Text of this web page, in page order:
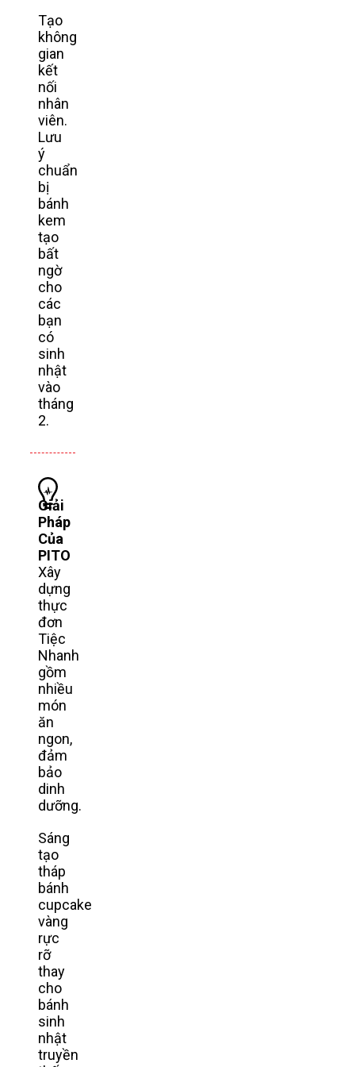
Tạo
không
gian
kết
nối
nhân
viên.
Lưu
ý
chuẩn
bị
bánh
kem
tạo
bất
ngờ
cho
các
bạn
có
sinh
nhật
vào
tháng
2.
Giải
Pháp
Của
PITO
Xây
dựng
thực
đơn
Tiệc
Nhanh
gồm
nhiều
món
ăn
ngon,
đảm
bảo
dinh
dưỡng.
Sáng
tạo
tháp
bánh
cupcake
vàng
rực
rỡ
thay
cho
bánh
sinh
nhật
truyền